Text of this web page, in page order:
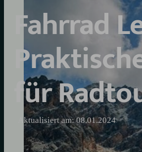
Fahrrad
für
Aktualisiert am: 08.01.2024